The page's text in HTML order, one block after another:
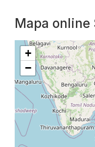
Mapa online
+
−